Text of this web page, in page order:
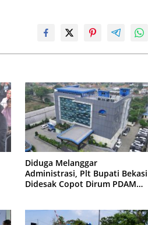
Diduga Melanggar
Administrasi, Plt Bupati Bekasi
Didesak Copot Dirum PDAM